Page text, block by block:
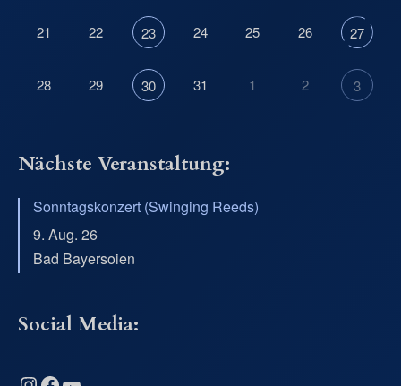
21 22 23 24 25 26 27
28 29 30 31 1 2 3
Nächste Veranstaltung:
Sonntagskonzert (Swinging Reeds)
9. Aug. 26
Bad Bayersoien
Social Media: